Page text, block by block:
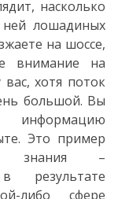
насколько
ней лошадиных
на шоссе,
внимание на
хотя поток
большой. Вы
информацию
Это пример
знания –
результате
либо сфере